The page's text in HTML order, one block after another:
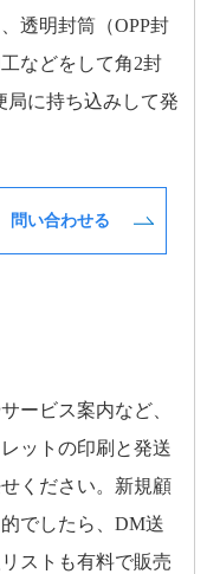
透明封筒（OPP封
などをして角2封
局に持ち込みして発
問い合わせる
ービス案内など、
ットの印刷と発送
ください。新規顧
でしたら、DM送
ストも有料で販売